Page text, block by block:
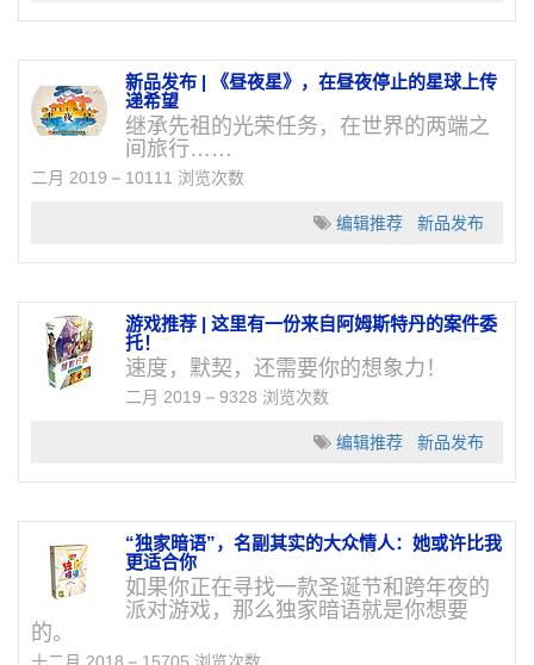
新品发布 | 《昼夜星》，在昼夜停止的星球上传
递希望
继承先祖的光荣任务，在世界的两端之
间旅行……
二月 2019 10111 浏览次数
编辑推荐 新品发布
游戏推荐 | 这里有一份来自阿姆斯特丹的案件委
托！
速度，默契，还需要你的想象力！
二月 2019 9328 浏览次数
编辑推荐 新品发布
“独家暗语”，名副其实的大众情人：她或许比我
更适合你
如果你正在寻找一款圣诞节和跨年夜的
派对游戏，那么独家暗语就是你想要
的。